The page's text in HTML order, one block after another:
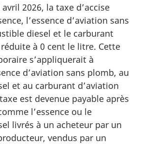
2026, la taxe d’accise
l’essence d’aviation sans
diesel et le carburant
à 0 cent le litre. Cette
s’appliquerait à
d’aviation sans plomb, au
et au carburant d’aviation
est devenue payable après
l’essence ou le
livrés à un acheteur par un
vendus par un